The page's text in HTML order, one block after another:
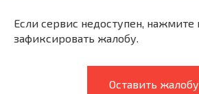
Если сервис недоступен, нажмите
зафиксировать жалобу.
Оставить жалобу